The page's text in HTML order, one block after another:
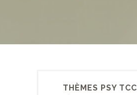
THÈMES PSY TCC